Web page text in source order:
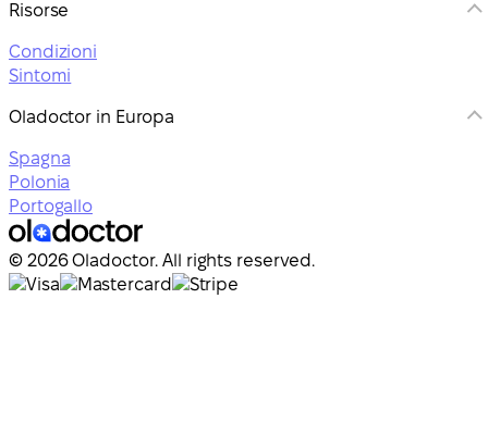
Risorse
Condizioni
Sintomi
Oladoctor in Europa
Spagna
Polonia
Portogallo
© 2026 Oladoctor. All rights reserved.